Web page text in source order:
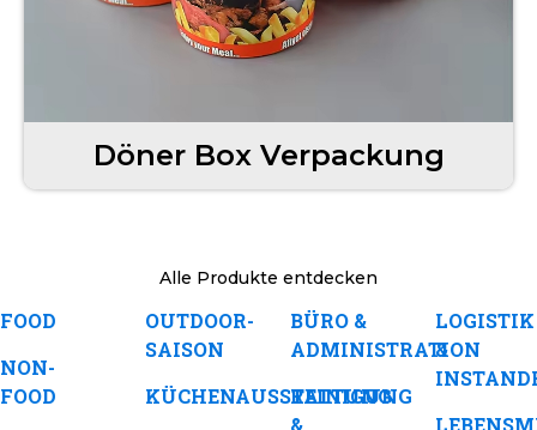
Döner Box Verpackung
Alle Produkte entdecken
FOOD
NON-
FOOD
OUTDOOR-
SAISON
KÜCHENAUSSTATTUNG
BÜRO &
ADMINISTRATION
REINIGUNG
&
LOGISTIK
&